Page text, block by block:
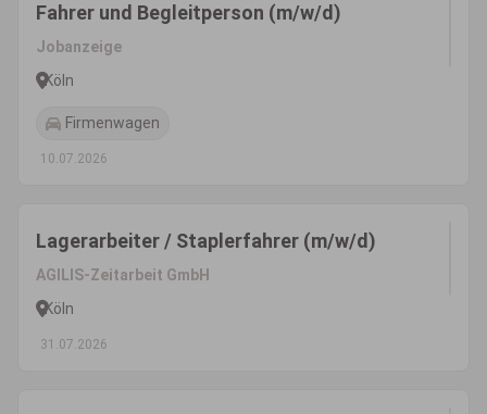
Fahrer und Begleitperson (m/w/d)
Jobanzeige
Köln
Firmenwagen
10.07.2026
Lagerarbeiter / Staplerfahrer (m/w/d)
AGILIS-Zeitarbeit GmbH
Köln
31.07.2026